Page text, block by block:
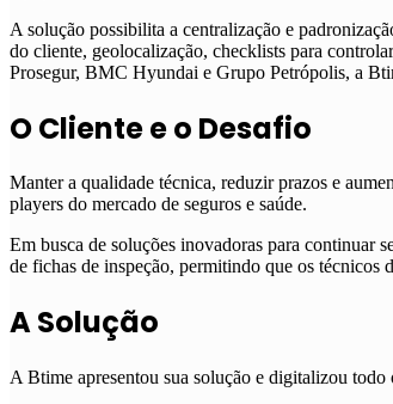
A solução possibilita a centralização e
do cliente, geolocalização, checklists para
Prosegur, BMC Hyundai e Grupo Petrópolis, a
O Cliente e o Desafio
Manter a qualidade técnica, reduzir prazos e
players do mercado de seguros e saúde.
Em busca de soluções inovadoras para continuar
de fichas de inspeção, permitindo que os técnicos
A Solução
A Btime apresentou sua solução e digitalizou todo